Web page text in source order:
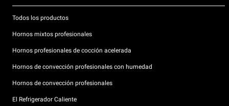
Todos los productos
Hornos mixtos profesionales
Hornos profesionales de cocción acelerada
Hornos de convección profesionales con humedad
Hornos de convección profesionales
El Refrigerador Caliente